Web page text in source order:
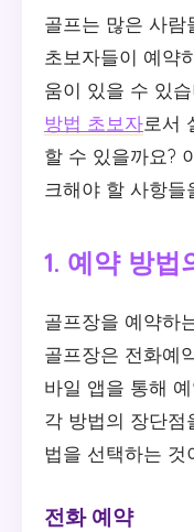
골프는 많은 사람
초보자들이 예약
움이 있을 수 있
방법 초보자로서
할 수 있을까요?
크해야 할 사항들
1. 예약 방법
골프장을 예약하
골프장은 전화예
바일 앱을 통해
각 방법의 장단
법을 선택하는 것
전화 예약